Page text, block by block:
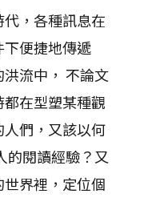
，各種訊息在
便捷地傳遞
流中， 不論文
在型塑某種觀
們，又該以何
的閱讀經驗？又
界裡，定位個